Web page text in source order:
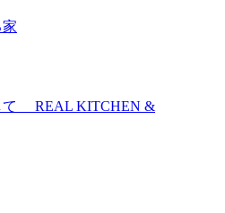
て REAL KITCHEN &